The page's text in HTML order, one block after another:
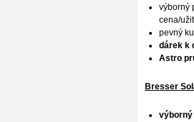
výborný
cena/
pevný
dárek k
Astro
Bresser
výborný